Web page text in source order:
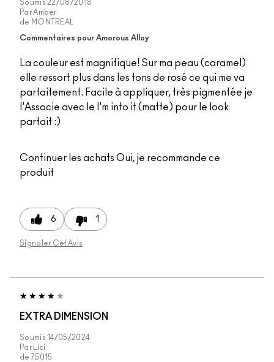
Soumis 22/08/2018
ParAmber
de MONTREAL
Commentaires pour Amorous Alloy
La couleur est magnifique! Sur ma peau (caramel)
elle ressort plus dans les tons de rosé ce qui me va
parfaitement. Facile à appliquer, très pigmentée je
l'Associe avec le I'm into it (matte) pour le look
parfait :)
Continuer les achats Oui, je recommande ce
produit
6 1
Signaler Cet Avis
EXTRA DIMENSION
Soumis14/05/2024
Par
Lici
de 75015